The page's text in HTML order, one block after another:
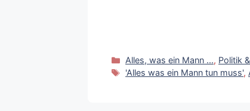
Kategorien
Alles, was ein Mann ..., Politik
Schlagwörter
'Alles was ein Mann tun muss',